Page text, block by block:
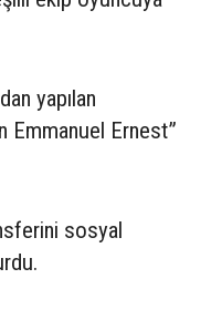
yapılan
Emmanuel Ernest”
sosyal